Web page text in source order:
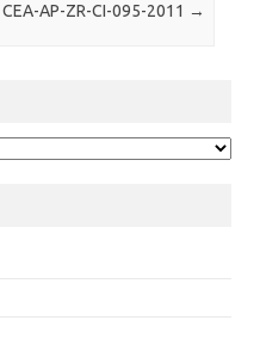
CEA-AP-ZR-CI-095-2011 →